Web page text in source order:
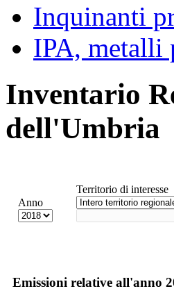
Inquinanti
IPA, metalli
Inventario
dell'Umbria
Anno
Territorio di interesse
Emissioni relative all'anno